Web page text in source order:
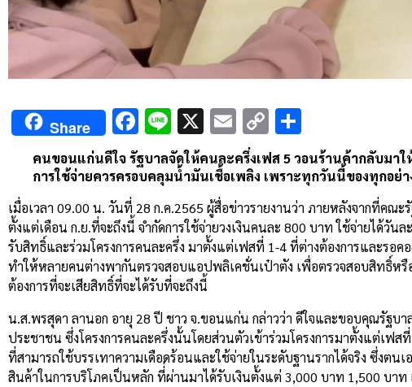
Share Facebook
Line
X Email
Copy
Link
คนขอนแก่นดีใจ รัฐบาลจัดให้คนละครึ่งเฟส 5 วอนร้านค้ากลับมา
การใช้จ่ายควรครอบคลุมน้ำมันเชื้อเพลิง เพราะทุกวันนี้ของทุกอ
เมื่อเวลา 09.00 น. วันที่ 28 ก.ค.2565 ผู้สื่อข่าวรายงานว่า ภายหลังจากที่ค
ตั้งแต่เดือน ก.ย.ที่จะถึงนี้ จำกัดการใช้จ่ายวงเงินคนละ 800 บาท ใช้จ่ายได้วั
รับสิทธิ์และร่วมโครงการคนละครึ่ง มาตั้งแต่เฟสที่ 1-4 ที่ต่างต้องการและรอ
ทำให้หลายคนต่างพากันตรวจสอบแอปพลิเคชั่นเป๋าตัง เพื่อตรวจสอบสิทธิ์หรือ
ต้องการที่จะเสียสิทธิ์ที่จะได้รับที่จะถึงนี้
น.ส.พรสุดา ลานอก อายุ 28 ปี ชาว จ.ขอนแก่น กล่าวว่า ดีใจและขอบคุณรัฐบ
ประชาชน ซึ่งโครงการคนละครึ่งนั้นโดยส่วนตัวเข้าร่วมโครงการมาตั้งแต่เฟ
ที่สามารถใช้บรรเทาความเดือดร้อนและใช้จ่ายในระดับฐานรากได้จริง ซึ่งต
สินค้าในการบริโภคเป็นหลัก ที่่ผ่านมาได้รับเงินตั้งแต่ 3,000 บาท 1,500 บ